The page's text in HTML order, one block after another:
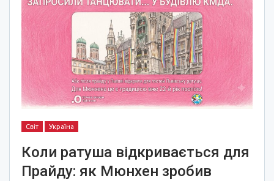
Світ Україна
Коли ратуша відкривається для
Прайду: як Мюнхен зробив